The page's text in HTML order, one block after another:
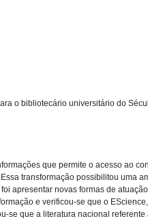
o bibliotecário universitário do
que permite o acesso ao
transformação possibilitou uma
apresentar novas formas de
e verificou-se que o
se que a literatura nacional